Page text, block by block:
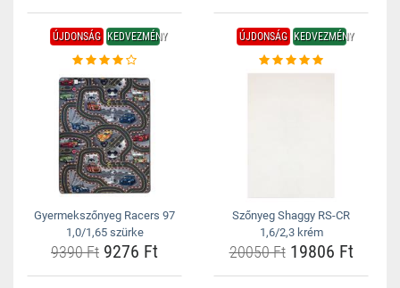
ÚJDONSÁG KEDVEZMÉNY
Gyermekszőnyeg Racers 97
1,0/1,65 szürke
9390 Ft 9276 Ft
ÚJDONSÁG KEDVEZMÉNY
Szőnyeg Shaggy RS-CR
1,6/2,3 krém
20050 Ft19806 Ft